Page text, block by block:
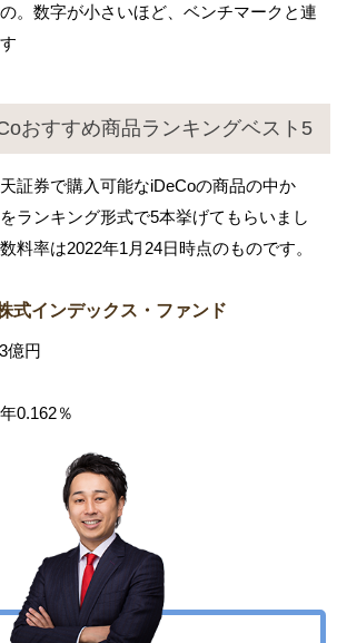
。数字が小さいほど、ベンチマークと連
おすすめ商品ランキングベスト5
証券で購入可能なiDeCoの商品の中か
ランキング形式で5本挙げてもらいまし
料率は2022年1月24日時点のものです。
式インデックス・ファンド
億円
0.162％